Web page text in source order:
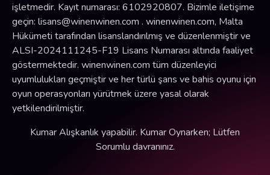
işletmedir. Kayıt numarası: 6102920807. Bizimle iletişime
geçin: lisans@winenwinen.com . winenwinen.com, Malta
Hükümeti tarafından lisanslandırılmış ve düzenlenmiştir ve
ALSI-2024111245-F19 Lisans Numarası altında faaliyet
göstermektedir. winenwinen.com tüm düzenleyici
uyumlulukları geçmiştir ve her türlü şans ve bahis oyunu için
oyun operasyonları yürütmek üzere yasal olarak
yetkilendirilmiştir.
Kumar Alışkanlık yapabilir. Kumar Oynarken; Lütfen
Sorumlu davranınız.